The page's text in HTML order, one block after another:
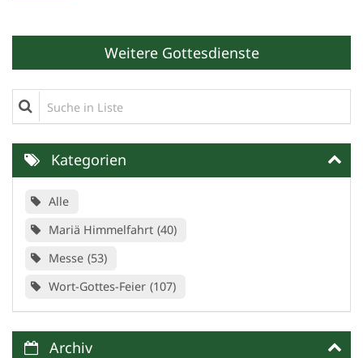
Weitere Gottesdienste
Suche in Liste
Kategorien
Alle
Mariä Himmelfahrt 40
Messe 53
Wort-Gottes-Feier 107
Archiv